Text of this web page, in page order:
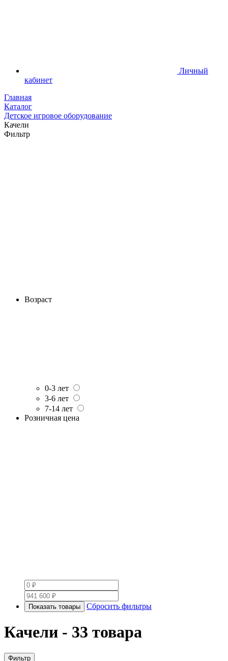
Личный
кабинет
Главная
Каталог
Детское игровое оборудование
Качели
Фильтр
Возраст
0-3 лет
3-6 лет
7-14 лет
Розничная цена
Показать товары Сбросить фильтры
Качели - 33 товара
Фильтр